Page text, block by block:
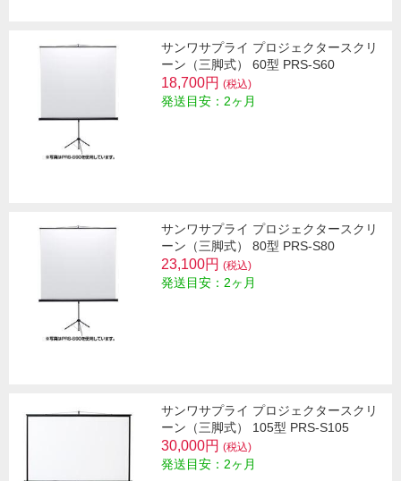
サンワサプライ プロジェクタースクリ
ーン（三脚式） 60型 PRS-S60
18,700円 (税込)
発送目安：2ヶ月
サンワサプライ プロジェクタースクリ
ーン（三脚式） 80型 PRS-S80
23,100円 (税込)
発送目安：2ヶ月
サンワサプライ プロジェクタースクリ
ーン（三脚式） 105型 PRS-S105
30,000円 (税込)
発送目安：2ヶ月